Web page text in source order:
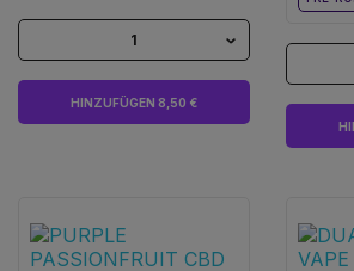
1
HINZUFÜGEN 8,50 €